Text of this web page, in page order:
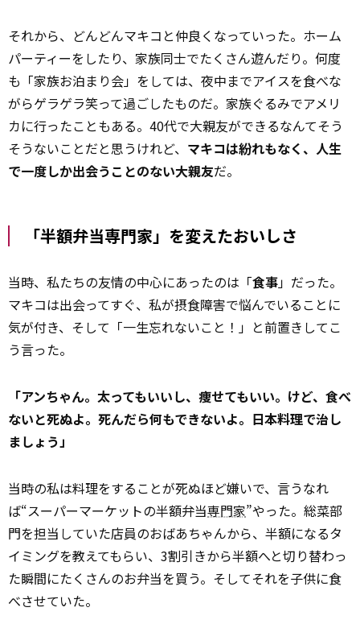
それから、どんどんマキコと仲良くなっていった。ホーム
パーティーをしたり、家族同士でたくさん遊んだり。何度
も「家族お泊まり会」をしては、夜中までアイスを食べな
がらゲラゲラ笑って過ごしたものだ。家族ぐるみでアメリ
カに行ったこともある。40代で大親友ができるなんてそう
そうないことだと思うけれど、 マキコは紛れもなく、人生
で一度しか出会うことのない大親友だ。
「半額弁当専門家」を変えたおいしさ
当時、私たちの友情の中心にあったのは「食事」だった。
マキコは出会ってすぐ、私が摂食障害で悩んでいることに
気が付き、そして「一生忘れないこと！」と前置きしてこ
う言った。
「アンちゃん。太ってもいいし、痩せてもいい。けど、食べ
ないと死ぬよ。死んだら何もできないよ。日本料理で治し
ましょう」
当時の私は料理をすることが死ぬほど嫌いで、言うなれ
ば“スーパーマーケットの半額弁当専門家”やった。総菜部
門を担当していた店員のおばあちゃんから、半額になるタ
イミングを教えてもらい、3割引きから半額へと切り替わっ
た瞬間にたくさんのお弁当を買う。そしてそれを子供に食
べさせていた。